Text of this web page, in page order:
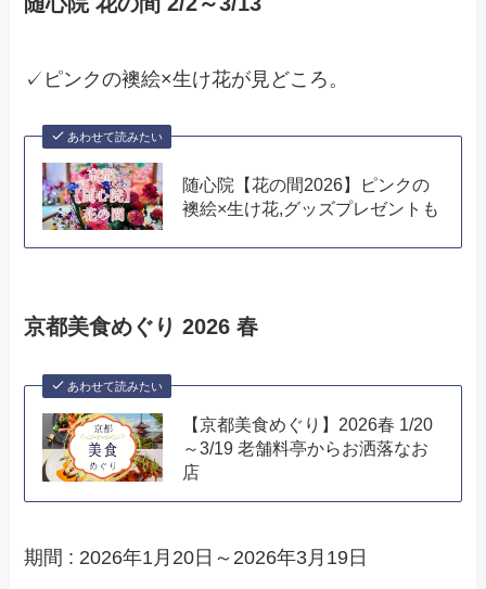
✓ピンクの襖絵×生け花が見どころ。
あわせて読みたい
随心院【花の間2026】ピンクの
襖絵×生け花,グッズプレゼントも
京都美食めぐり 2026 春
あわせて読みたい
【京都美食めぐり】2026春 1/20
～3/19 老舗料亭からお洒落なお
店
期間 : 2026年1月20日～2026年3月19日